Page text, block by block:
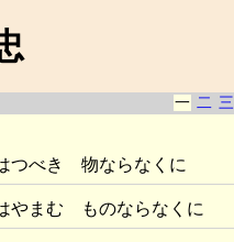
一 二 三
べき 物ならなくに
まむ ものならなくに